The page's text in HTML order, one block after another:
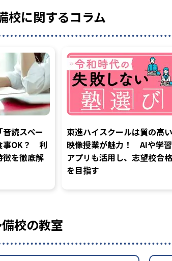
校に関するコラム
読スペー
事OK？ 利
徴を徹底解
東進ハイスクールは質の高い
映像授業が魅力！ AIや学習
アプリも活用し、志望校合格
を目指す
校の教室